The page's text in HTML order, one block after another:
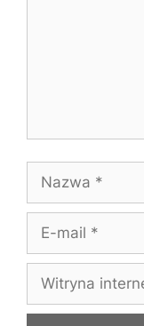
Nazwa
Witryna
internetowa